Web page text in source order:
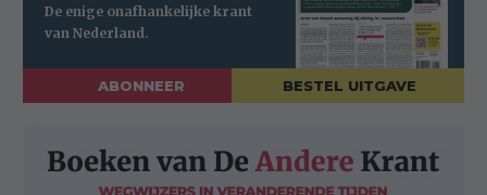
ABONNEER BESTEL UITGAVE